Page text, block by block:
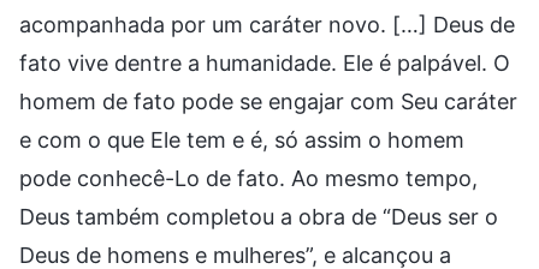
acompanhada por um caráter novo. […] Deus de
fato vive dentre a humanidade. Ele é palpável. O
homem de fato pode se engajar com Seu caráter
e com o que Ele tem e é, só assim o homem
pode conhecê-Lo de fato. Ao mesmo tempo,
Deus também completou a obra de “Deus ser o
Deus de homens e mulheres”, e alcançou a